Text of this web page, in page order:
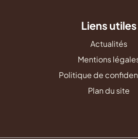
Liens utiles
Actualités
Mentions
Politique de
Plan du site